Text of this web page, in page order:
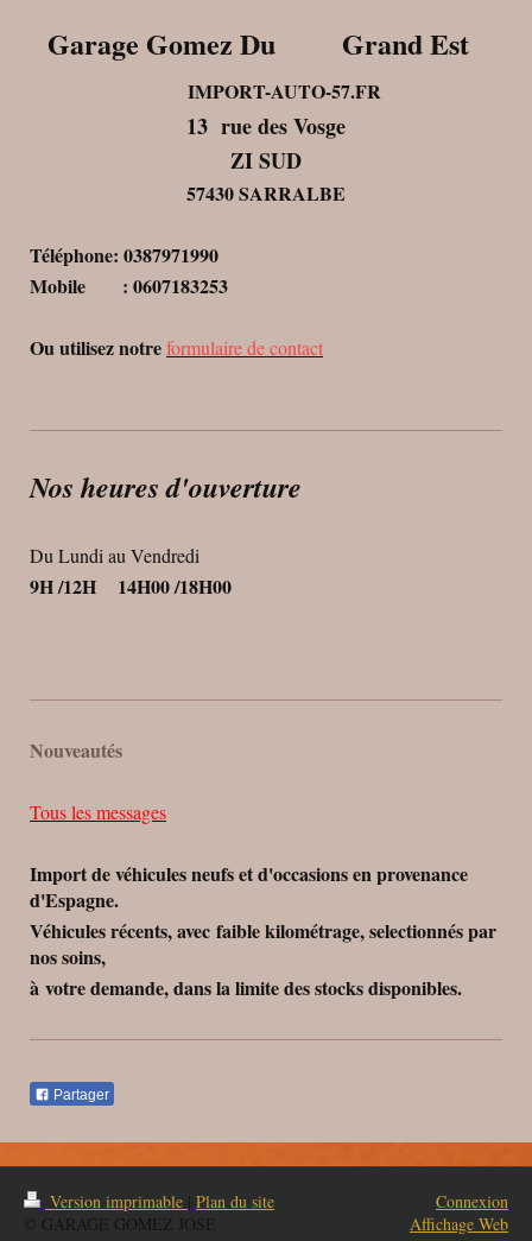
Garage Gomez Du Grand Est
IMPORT-AUTO-57.FR
13 rue des Vosge
ZI SUD
57430 SARRALBE
Téléphone: 0387971990
Mobile : 0607183253
Ou utilisez notreformulaire de contact
Nos heures d'ouverture
Du Lundi au Vendredi
9H /12H 14H00 /18H00
Nouveautés
Tous les messages
Import de véhicules neufs et d'occasions en provenance
d'Espagne.
Véhicules récents, avec faible kilométrage, selectionnés par
nos soins,
à votre demande, dans la limite des stocks disponibles.
Partager
Version imprimable Plan du site
© GARAGE GOMEZ JOSE
Connexion
Affichage Web